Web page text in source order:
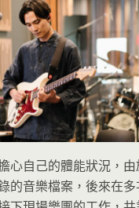
心自己的體能狀況，
的音樂檔案，後來在